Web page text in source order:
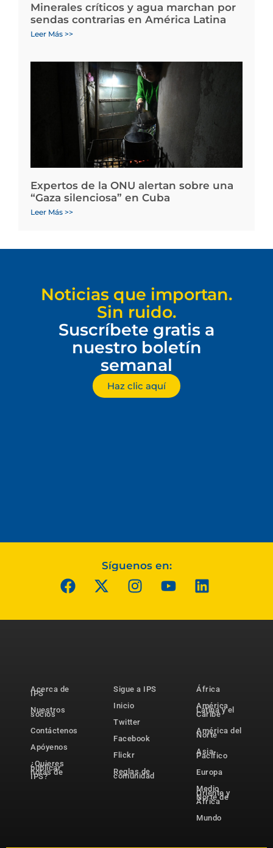
Minerales críticos y agua marchan por
sendas contrarias en América Latina
Leer Más >>
Expertos de la ONU alertan sobre una
“Gaza silenciosa” en Cuba
Leer Más >>
Noticias que importan.
Sin ruido.
Suscríbete gratis a
nuestro boletín
semanal
Haz clic aquí
Síguenos en:
Acerca de
IPS
Nuestros
socios
Contáctenos
Apóyenos
¿Quieres
publicar
notas de
IPS?
Sigue a IPS
Inicio
Twitter
Facebook
Flickr
Reglas de
comunidad
África
América
Latina y el
Caribe
América del
Norte
Asia-
Pacífico
Europa
Medio
Oriente y
Norte de
África
Mundo